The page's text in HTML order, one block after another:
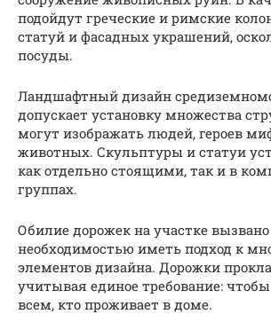
подойдут греческие и римские
статуй и фасадных украшений,
посуды.
Ландшафтный дизайн
допускает установку множества
могут изображать людей, героев
животных. Скульптуры и статуи
как отдельно стоящими, так и в
группах.
Обилие дорожек на участке вызвано
необходимостью иметь подход к
элементов дизайна. Дорожки
учитывая единое требование:
всем, кто проживает в доме.